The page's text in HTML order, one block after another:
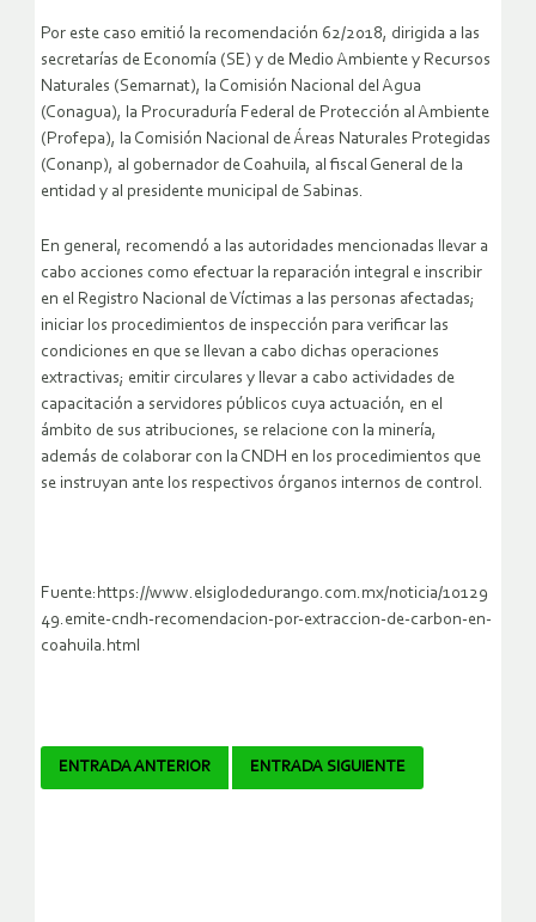
Por este caso emitió la recomendación 62/2018, dirigida a las
secretarías de Economía (SE) y de Medio Ambiente y Recursos
Naturales (Semarnat), la Comisión Nacional del Agua
(Conagua), la Procuraduría Federal de Protección al Ambiente
(Profepa), la Comisión Nacional de Áreas Naturales Protegidas
(Conanp), al gobernador de Coahuila, al fiscal General de la
entidad y al presidente municipal de Sabinas.
En general, recomendó a las autoridades mencionadas llevar a
cabo acciones como efectuar la reparación integral e inscribir
en el Registro Nacional de Víctimas a las personas afectadas;
iniciar los procedimientos de inspección para verificar las
condiciones en que se llevan a cabo dichas operaciones
extractivas; emitir circulares y llevar a cabo actividades de
capacitación a servidores públicos cuya actuación, en el
ámbito de sus atribuciones, se relacione con la minería,
además de colaborar con la CNDH en los procedimientos que
se instruyan ante los respectivos órganos internos de control.
Fuente:https://www.elsiglodedurango.com.mx/noticia/10129
49.emite-cndh-recomendacion-por-extraccion-de-carbon-en-
coahuila.html
Navegador
ENTRADA ANTERIOR ENTRADA SIGUIENTE